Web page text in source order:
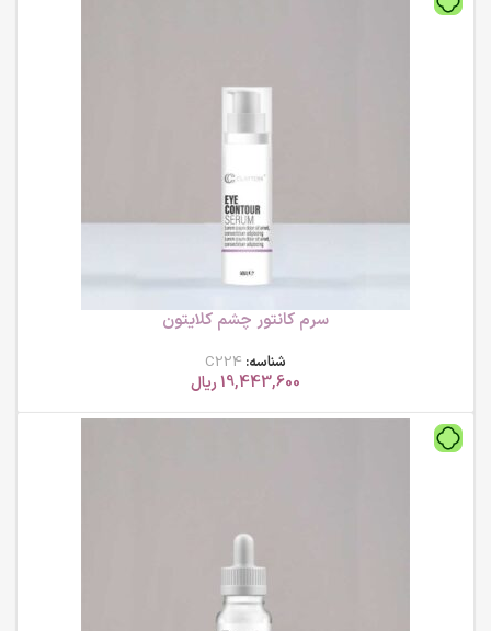
سرم کانتور چشم کلایتون
شناسه: C224
19,443,600ریال